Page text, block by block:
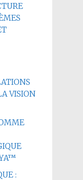
VISION
: